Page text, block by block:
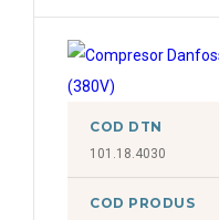
COD DTN
101.18.4030
COD PRODUS